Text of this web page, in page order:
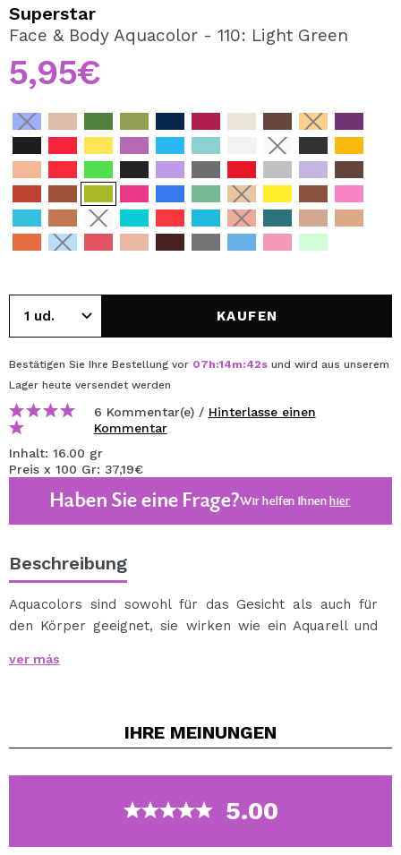
REGISTRIEREN
Durch die Erstellung eines Kontos bei Maquillalia.de
können Sie Ihre Einkäufe schnell tätigen, den Status Ihrer
einsehen.
BENUTZERKONTO ERSTELLEN
Superstar
Face & Body Aquacolor - 110: Light Green
5,95€
KAUFEN
Bestätigen Sie Ihre Bestellung vor 07h:14m:42s und wird aus unserem
Lager heute versendet werden
6 Kommentar(e) / Hinterlasse einen
Kommentar
Inhalt: 16.00 gr
Preis x 100 Gr: 37,19€
Haben Sie eine Frage?Wir helfen Ihnenhier
Beschreibung
Aquacolors sind sowohl für das Gesicht als auch für
den Körper geeignet, sie wirken wie ein Aquarell und
Anfängern verwendet werden.
Es kann leicht mit Wasser und Seife entfernt werden.
ver más
IHRE MEINUNGEN
5.00